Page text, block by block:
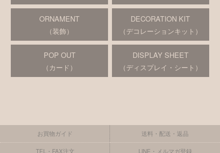
ORNAMENT
（装飾）
DECORATION KIT
（デコレーションキット）
POP OUT
（カード）
DISPLAY SHEET
（ディスプレイ・シート）
お買物ガイド 送料・配送・返品
TEL・FAX注文 LINE・メルマガ登録